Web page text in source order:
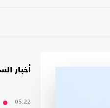
أخبار
05:22